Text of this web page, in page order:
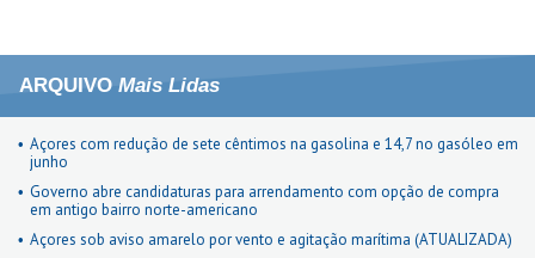
ARQUIVO Mais Lidas
Açores com redução de sete cêntimos na gasolina e 14,7 no gasóleo em
junho
Governo abre candidaturas para arrendamento com opção de compra
em antigo bairro norte-americano
Açores sob aviso amarelo por vento e agitação marítima (ATUALIZADA)